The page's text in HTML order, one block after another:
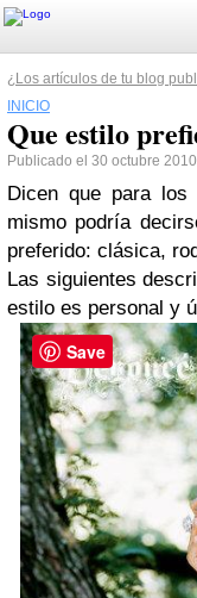
¿Los artículos de tu blog
INICIO
Que estilo
Publicado el 30 octubre
Dicen que para
mismo podría
preferido: clásica,
Las siguientes
estilo es personal y
Save